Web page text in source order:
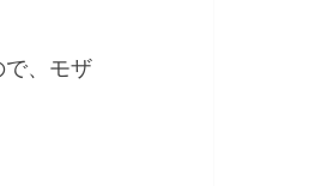
で、モザ